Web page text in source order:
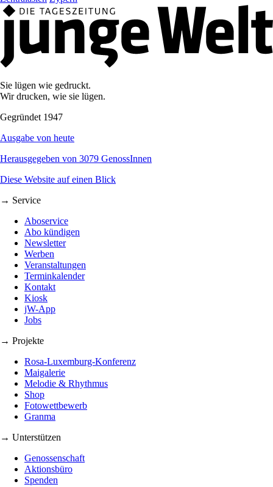
Sie lügen wie gedruckt.
Wir drucken, wie sie lügen.
Gegründet 1947
Ausgabe von heute
Herausgegeben von 3079 GenossInnen
Diese Website auf einen Blick
→ Service
Aboservice
Abo kündigen
Newsletter
Werben
Veranstaltungen
Terminkalender
Kontakt
Kiosk
jW-App
Jobs
→ Projekte
Rosa-Luxemburg-Konferenz
Maigalerie
Melodie & Rhythmus
Shop
Fotowettbewerb
Granma
→ Unterstützen
Genossenschaft
Aktionsbüro
Spenden